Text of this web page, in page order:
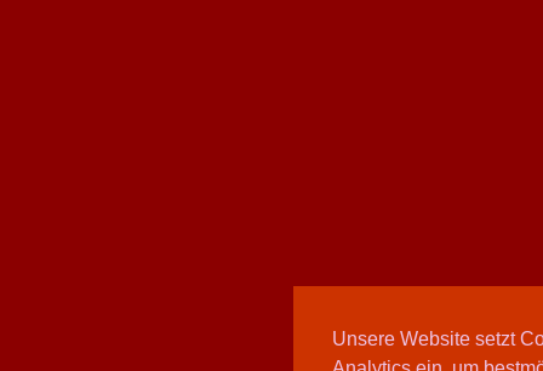
Unsere Website setzt